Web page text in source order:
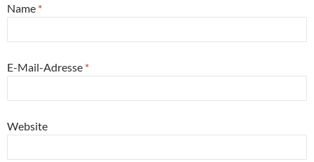
Name *
E-Mail-Adresse *
Website